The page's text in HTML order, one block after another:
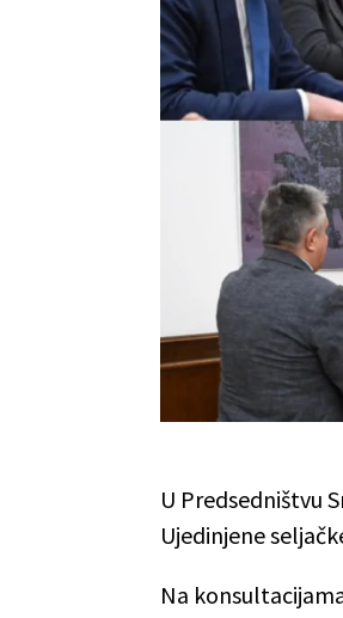
U Predsedništvu
Ujedinjene
Na